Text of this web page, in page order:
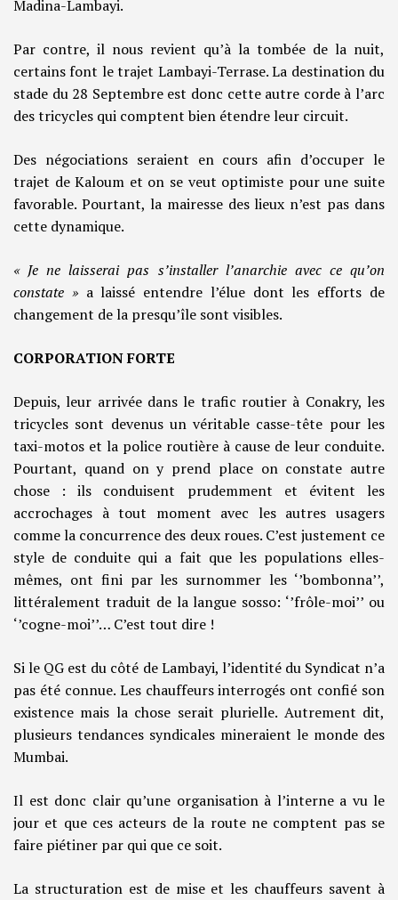
Madina-Lambayi.
Par contre, il nous revient qu’à la tombée de la nuit,
certains font le trajet Lambayi-Terrase. La destination du
stade du 28 Septembre est donc cette autre corde à l’arc
des tricycles qui comptent bien étendre leur circuit.
Des négociations seraient en cours afin d’occuper le
trajet de Kaloum et on se veut optimiste pour une suite
favorable. Pourtant, la mairesse des lieux n’est pas dans
cette dynamique.
« Je ne laisserai pas s’installer l’anarchie avec ce qu’on
constate »a laissé entendre l’élue dont les efforts de
changement de la presqu’île sont visibles.
CORPORATION FORTE
Depuis, leur arrivée dans le trafic routier à Conakry, les
tricycles sont devenus un véritable casse-tête pour les
taxi-motos et la police routière à cause de leur conduite.
Pourtant, quand on y prend place on constate autre
chose : ils conduisent prudemment et évitent les
accrochages à tout moment avec les autres usagers
comme la concurrence des deux roues. C’est justement ce
style de conduite qui a fait que les populations elles-
mêmes, ont fini par les surnommer les ‘’bombonna’’,
littéralement traduit de la langue sosso: ‘’frôle-moi’’ ou
‘’cogne-moi’’… C’est tout dire !
Si le QG est du côté de Lambayi, l’identité du Syndicat n’a
pas été connue. Les chauffeurs interrogés ont confié son
existence mais la chose serait plurielle. Autrement dit,
plusieurs tendances syndicales mineraient le monde des
Mumbai.
Il est donc clair qu’une organisation à l’interne a vu le
jour et que ces acteurs de la route ne comptent pas se
faire piétiner par qui que ce soit.
La structuration est de mise et les chauffeurs savent à